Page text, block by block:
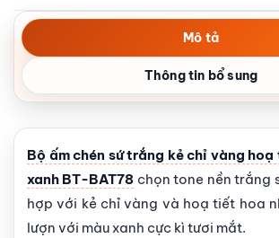
Mô tả
Thông tin bổ sung
Bộ ấm chén sứ trắng kẻ chỉ vàng
xanh BT-BAT78 chọn tone nền trắng
hợp với kẻ chỉ vàng và hoạ tiết hoa
lượn với màu xanh cực kì tươi mắt.